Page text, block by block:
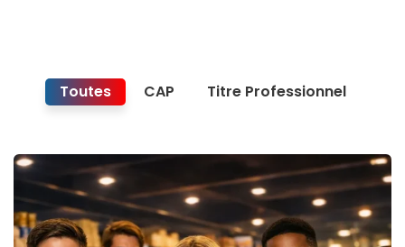
Toutes CAP Titre Professionnel